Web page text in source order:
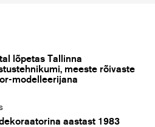
lõpetas Tallinna
meeste rõivaste
modelleerijana
aastast 1983